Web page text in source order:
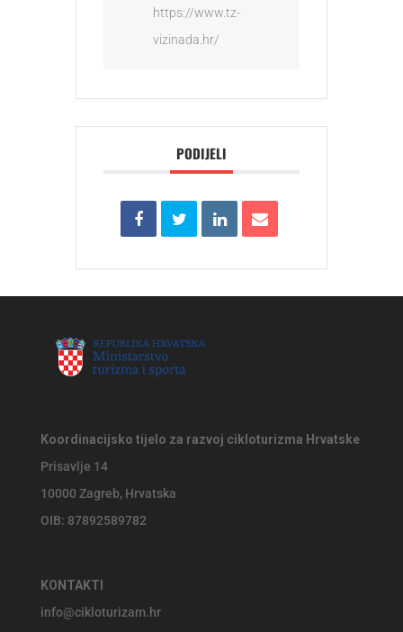
https://www.tz-
vizinada.hr/
PODIJELI
Koordinacijsko tijelo za razvoj cikloturizma Hrvatske
Prisavlje 14
10000 Zagreb, Hrvatska
OIB: 87892589782
KONTAKTI
info@cikloturizam.hr